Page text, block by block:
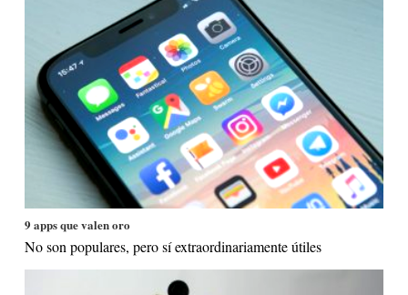
9 apps que valen oro
No son populares, pero sí extraordinariamente útiles